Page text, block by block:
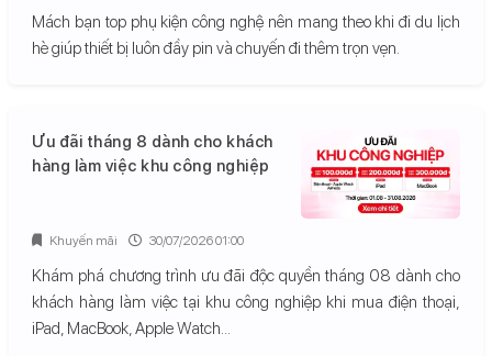
Mách bạn top phụ kiện công nghệ nên mang theo khi đi du lịch
hè giúp thiết bị luôn đầy pin và chuyến đi thêm trọn vẹn.
Ưu đãi tháng 8 dành cho khách
hàng làm việc khu công nghiệp
Khám phá chương trình ưu đãi độc quyền tháng 08 dành cho
khách hàng làm việc tại khu công nghiệp khi mua điện thoại,
iPad, MacBook, Apple Watch...
Khuyến mãi 30/07/2026 01:00